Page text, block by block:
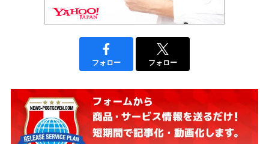
フォロー フォロー